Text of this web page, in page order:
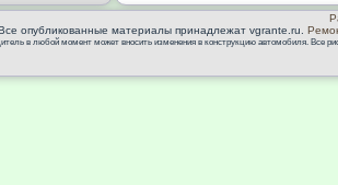
опубликованные материалы принадлежат vgrante.ru.
в любой момент может вносить изменения в конструкцию автомобиля. Все